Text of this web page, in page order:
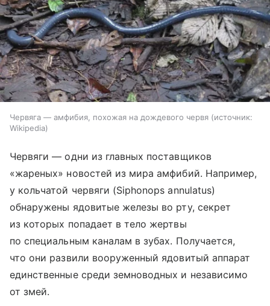
Червяга — амфибия, похожая на дождевого червя
источник:
Wikipedia
Червяги — одни из главных поставщиков
«жареных» новостей из мира амфибий. Например,
у кольчатой червяги (Siphonops annulatus)
обнаружены ядовитые железы во рту, секрет
из которых попадает в тело жертвы
по специальным каналам в зубах. Получается,
что они развили вооруженный ядовитый аппарат
единственные среди земноводных и независимо
от змей.